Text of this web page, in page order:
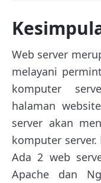
Web server
melayani
komputer
halaman
server akan
komputer
Ada 2 web
Apache dan